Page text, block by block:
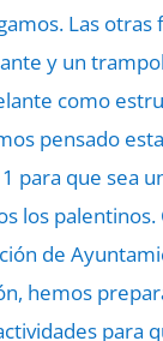
Las otras
y un
como
pensado
para que sea
los palentinos.
de
hemos
para